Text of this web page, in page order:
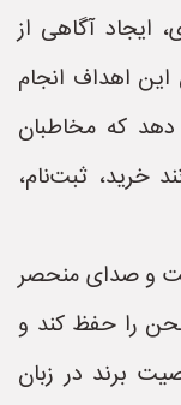
آگاهی از
این اهداف انجام
دهد که مخاطبان
خرید، ثبت‌نام،
و صدای منحصر
را حفظ کند و
برند در زبان